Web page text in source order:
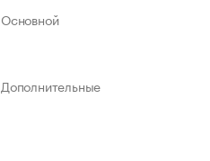
Основной
Дополнительные